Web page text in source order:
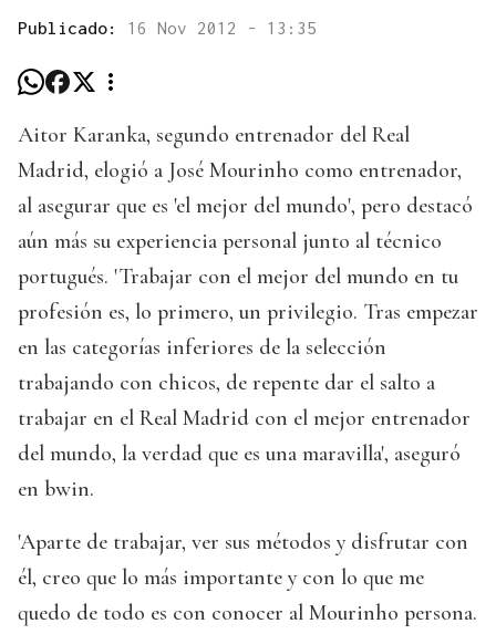
Publicado: 16 Nov 2012 - 13:35
Aitor Karanka, segundo entrenador del Real
Madrid, elogió a José Mourinho como entrenador,
al asegurar que es 'el mejor del mundo', pero destacó
aún más su experiencia personal junto al técnico
portugués. 'Trabajar con el mejor del mundo en tu
profesión es, lo primero, un privilegio. Tras empezar
en las categorías inferiores de la selección
trabajando con chicos, de repente dar el salto a
trabajar en el Real Madrid con el mejor entrenador
del mundo, la verdad que es una maravilla', aseguró
en bwin.
'Aparte de trabajar, ver sus métodos y disfrutar con
él, creo que lo más importante y con lo que me
quedo de todo es con conocer al Mourinho persona.